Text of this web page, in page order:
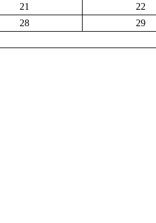
21 22
28 29